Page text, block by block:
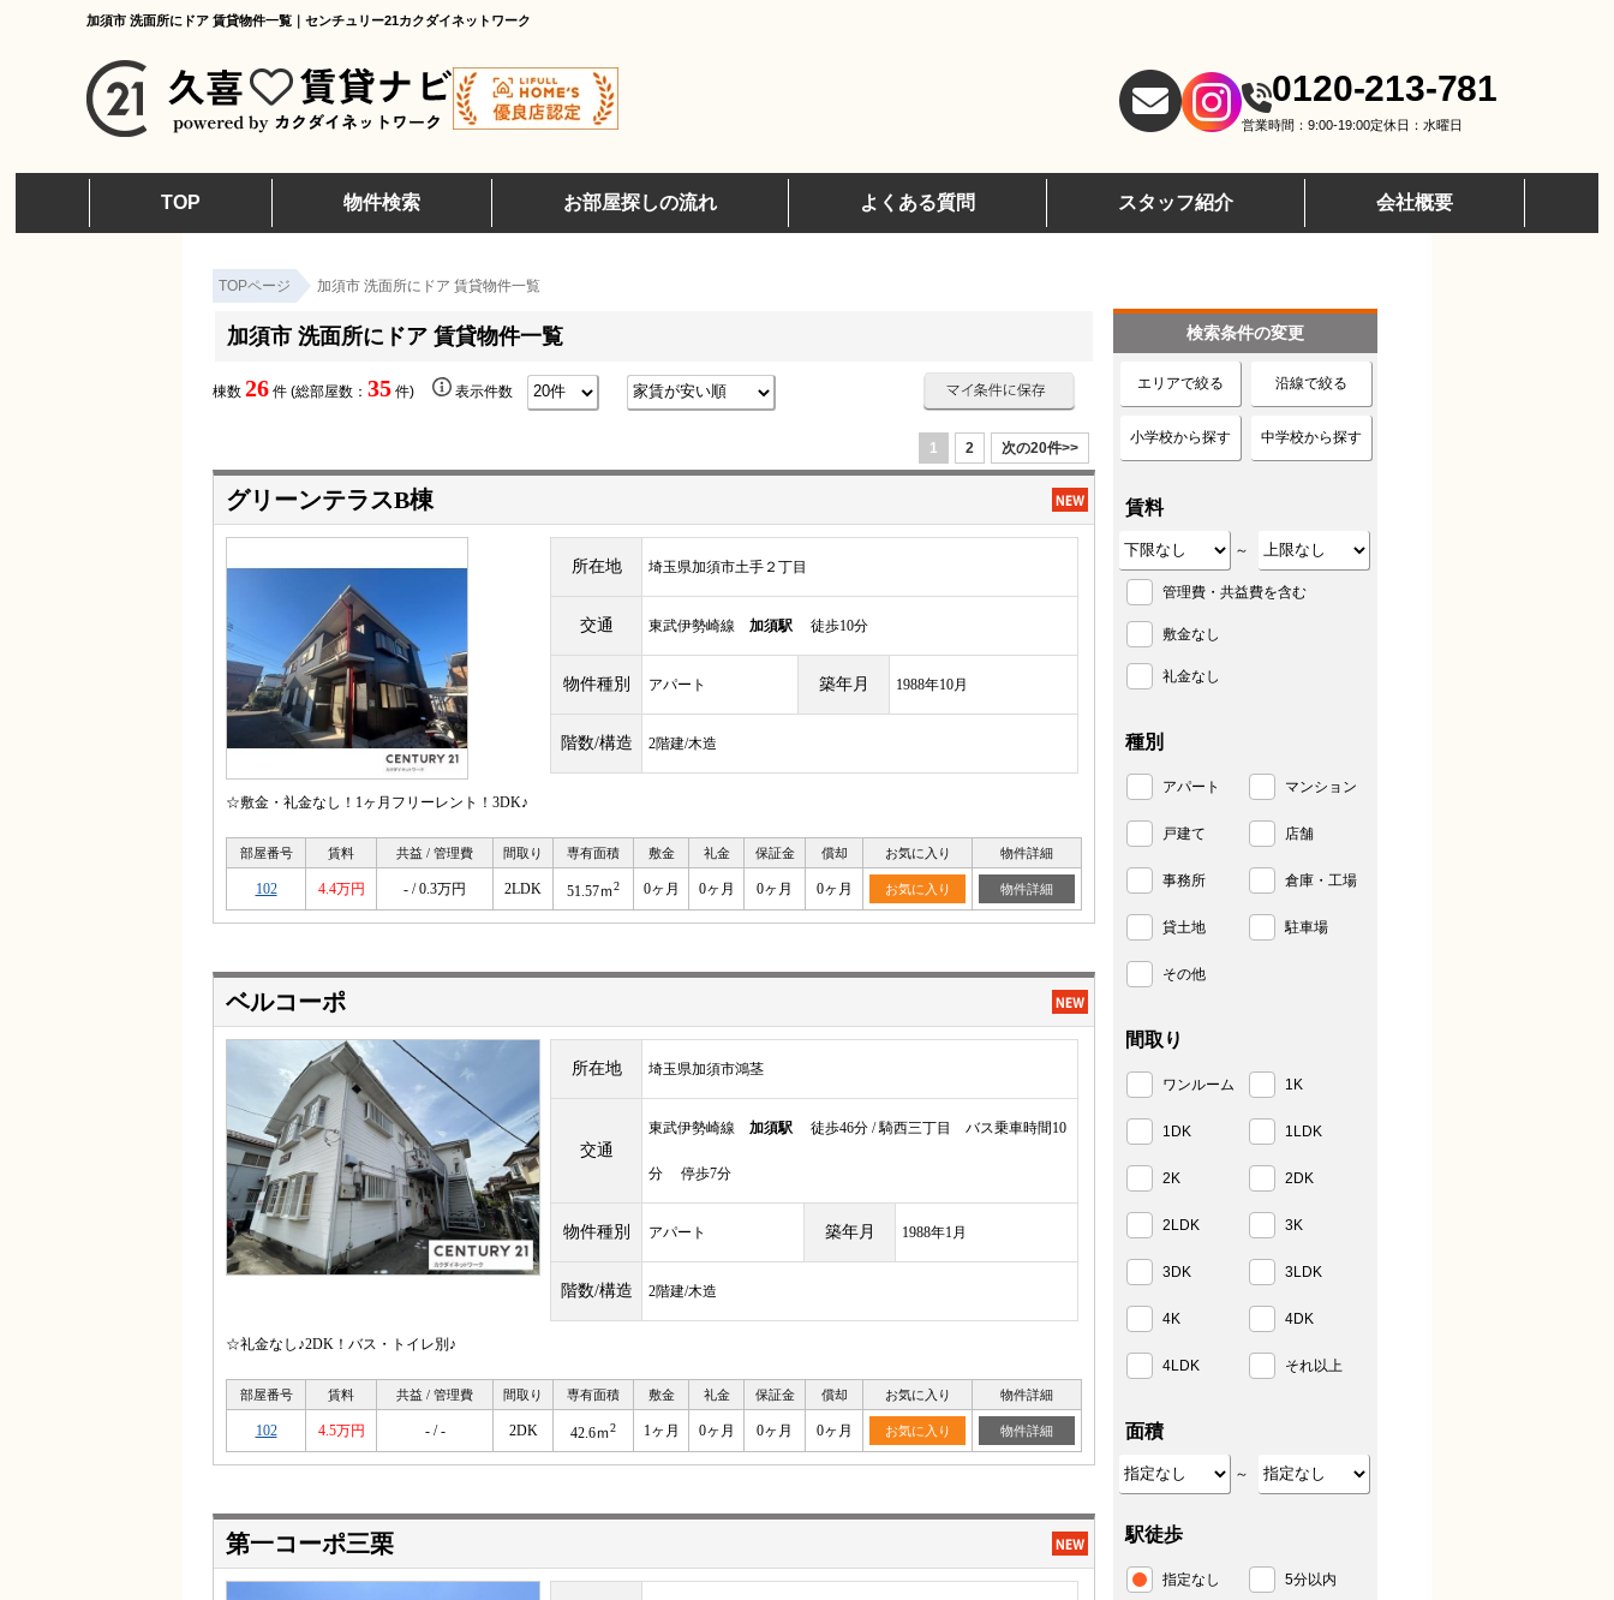
加須市 洗面所にドア 賃貸物件一覧｜センチュリー21カクダイネットワーク
0120-213-781
営業時間：9:00-19:00定休日：水曜日
TOP 物件検索 お部屋探しの流れ よくある質問 スタッフ紹介 会社概要
TOPページ 加須市 洗面所にドア 賃貸物件一覧
加須市 洗面所にドア 賃貸物件一覧
棟数 26 件 (総部屋数： 35 件) 表示件数
1 2 次の20件>>
グリーンテラスB棟
所在地 埼玉県加須市土手２丁目
交通 東武伊勢崎線 加須駅 徒歩10分
物件種別 アパート 築年月 1988年10月
階数/構造 2階建/木造
☆敷金・礼金なし！1ヶ月フリーレント！3DK♪
部屋番号 賃料 共益 / 管理費 間取り 専有面積 敷金 礼金 保証金 償却 お気に入り 物件詳細
102 4.4万円 - / 0.3万円 2LDK 51.57ｍ2 0ヶ月 0ヶ月 0ヶ月 0ヶ月 お気に入り 物件詳細
ベルコーポ
所在地 埼玉県加須市鴻茎
交通
東武伊勢崎線 加須駅 徒歩46分 / 騎西三丁目 バス乗車時間10
分 停歩7分
物件種別 アパート 築年月 1988年1月
階数/構造 2階建/木造
☆礼金なし♪2DK！バス・トイレ別♪
部屋番号 賃料 共益 / 管理費 間取り 専有面積 敷金 礼金 保証金 償却 お気に入り 物件詳細
102 4.5万円 - / - 2DK 42.6ｍ2 1ヶ月 0ヶ月 0ヶ月 0ヶ月 お気に入り 物件詳細
第一コーポ三栗
検索条件の変更
エリアで絞る 沿線で絞る
小学校から探す 中学校から探す
賃料
～
管理費・共益費を含む
敷金なし
礼金なし
種別
アパート マンション
戸建て 店舗
事務所 倉庫・工場
貸土地 駐車場
その他
間取り
ワンルーム 1K
1DK 1LDK
2K 2DK
2LDK 3K
3DK 3LDK
4K 4DK
4LDK それ以上
面積
～
駅徒歩
指定なし 5分以内